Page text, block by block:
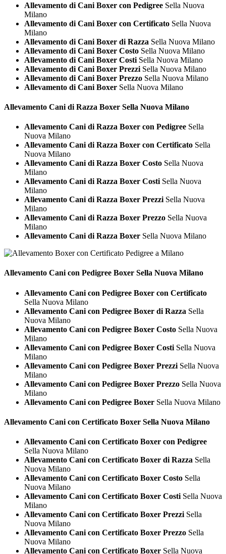
Allevamento di Cani Boxer con Pedigree Sella Nuova
Milano
Allevamento di Cani Boxer con Certificato Sella Nuova
Milano
Allevamento di Cani Boxer di Razza Sella Nuova Milano
Allevamento di Cani Boxer Costo Sella Nuova Milano
Allevamento di Cani Boxer Costi Sella Nuova Milano
Allevamento di Cani Boxer Prezzi Sella Nuova Milano
Allevamento di Cani Boxer Prezzo Sella Nuova Milano
Allevamento di Cani Boxer Sella Nuova Milano
Allevamento Cani di Razza Boxer Sella Nuova Milano
Allevamento Cani di Razza Boxer con Pedigree Sella
Nuova Milano
Allevamento Cani di Razza Boxer con Certificato Sella
Nuova Milano
Allevamento Cani di Razza Boxer Costo Sella Nuova
Milano
Allevamento Cani di Razza Boxer Costi Sella Nuova
Milano
Allevamento Cani di Razza Boxer Prezzi Sella Nuova
Milano
Allevamento Cani di Razza Boxer Prezzo Sella Nuova
Milano
Allevamento Cani di Razza Boxer Sella Nuova Milano
Allevamento Cani con Pedigree Boxer Sella Nuova Milano
Allevamento Cani con Pedigree Boxer con Certificato
Sella Nuova Milano
Allevamento Cani con Pedigree Boxer di Razza Sella
Nuova Milano
Allevamento Cani con Pedigree Boxer Costo Sella Nuova
Milano
Allevamento Cani con Pedigree Boxer Costi Sella Nuova
Milano
Allevamento Cani con Pedigree Boxer Prezzi Sella Nuova
Milano
Allevamento Cani con Pedigree Boxer Prezzo Sella Nuova
Milano
Allevamento Cani con Pedigree Boxer Sella Nuova Milano
Allevamento Cani con Certificato Boxer Sella Nuova Milano
Allevamento Cani con Certificato Boxer con Pedigree
Sella Nuova Milano
Allevamento Cani con Certificato Boxer di Razza Sella
Nuova Milano
Allevamento Cani con Certificato Boxer Costo Sella
Nuova Milano
Allevamento Cani con Certificato Boxer Costi Sella Nuova
Milano
Allevamento Cani con Certificato Boxer Prezzi Sella
Nuova Milano
Allevamento Cani con Certificato Boxer Prezzo Sella
Nuova Milano
Allevamento Cani con Certificato Boxer Sella Nuova